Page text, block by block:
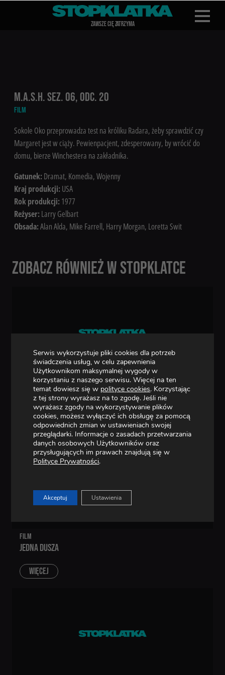
ZAWSZE CIĘ ZATRZYMA
M.A.S.H. SEZ. 06, ODC. 20
FILM
Sokole Oko przeprowadza test na króliku Radara, żeby sprawdzić czy
Margaret jest w ciąży. Pewienpacjent, zdesperowany, by wrócić do
domu, bierze Winchestera na zakładnika.
Gatunek: Dramat, Komedia, Wojenny
Kraj produkcji: USA
Rok produkcji: 1977
Reżyser: Larry Gelbart
Obsada:Alan Alda, Mike Farrell, Harry Morgan, Loretta Swit
ZOBACZ RÓWNIEŻ W STOPKLATCE
AUKCJA W CIEMNO – SEZON 3 – ODCINEK 12
WIĘCEJ
FILM
JEDNA DUSZA
WIĘCEJ
Serwis wykorzystuje pliki cookies dla potrzeb
świadczenia usług, w celu zapewnienia
Użytkownikom maksymalnej wygody w
korzystaniu z naszego serwisu. Więcej na ten
temat dowiesz się w polityce cookies. Korzystając
z tej strony wyrażasz na to zgodę. Jeśli nie
wyrażasz zgody na wykorzystywanie plików
cookies, możesz wyłączyć ich obsługę za pomocą
odpowiednich zmian w ustawieniach swojej
przeglądarki. Informacje o zasadach przetwarzania
danych osobowych Użytkowników oraz
przysługujących im prawach znajdują się w
Polityce Prywatności.
Akceptuj Ustawienia